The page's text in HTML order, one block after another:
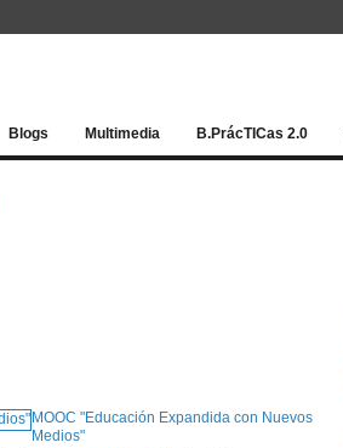
Blogs Multimedia B.PrácTICas 2.0
MOOC "Educación Expandida con Nuevos
Medios"